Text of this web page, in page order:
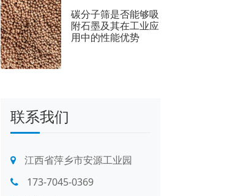
碳分子筛是否能够吸
附石墨及其在工业应
用中的性能优势
联系我们
江西省萍乡市安源工业园
173-7045-0369